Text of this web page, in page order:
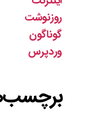
روزنوشت
گوناگون
وردپرس